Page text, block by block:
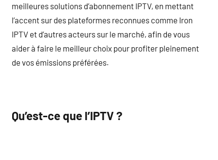
meilleures solutions d’abonnement IPTV, en mettant
l’accent sur des plateformes reconnues comme Iron
IPTV et d’autres acteurs sur le marché, afin de vous
aider à faire le meilleur choix pour profiter pleinement
de vos émissions préférées.
Qu’est-ce que l’IPTV ?